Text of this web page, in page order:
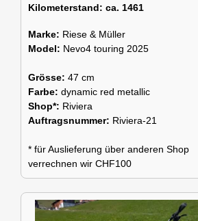
Kilometerstand: ca. 1461
Marke: Riese & Müller
Model: Nevo4 touring 2025
Grösse: 47 cm
Farbe: dynamic red metallic
Shop*: Riviera
Auftragsnummer: Riviera-21
* für Auslieferung über anderen Shop
verrechnen wir CHF100